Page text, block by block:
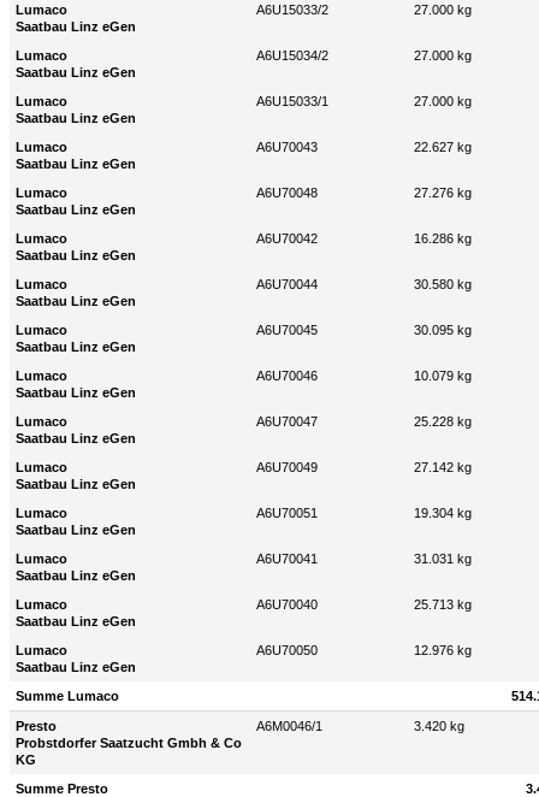
Lumaco
Saatbau Linz eGen
A6U15033/2 27.000 kg
Lumaco
Saatbau Linz eGen
A6U15034/2 27.000 kg
Lumaco
Saatbau Linz eGen
A6U15033/1 27.000 kg
Lumaco
Saatbau Linz eGen
A6U70043 22.627 kg
Lumaco
Saatbau Linz eGen
A6U70048 27.276 kg
Lumaco
Saatbau Linz eGen
A6U70042 16.286 kg
Lumaco
Saatbau Linz eGen
A6U70044 30.580 kg
Lumaco
Saatbau Linz eGen
A6U70045 30.095 kg
Lumaco
Saatbau Linz eGen
A6U70046 10.079 kg
Lumaco
Saatbau Linz eGen
A6U70047 25.228 kg
Lumaco
Saatbau Linz eGen
A6U70049 27.142 kg
Lumaco
Saatbau Linz eGen
A6U70051 19.304 kg
Lumaco
Saatbau Linz eGen
A6U70041 31.031 kg
Lumaco
Saatbau Linz eGen
A6U70040 25.713 kg
Lumaco
Saatbau Linz eGen
A6U70050 12.976 kg
Summe Lumaco
Presto
Probstdorfer Saatzucht Gmbh & Co
KG
A6M0046/1 3.420 kg
Summe Presto